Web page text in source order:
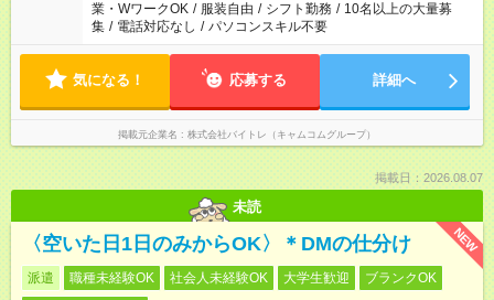
業・WワークOK / 服装自由 / シフト勤務 / 10名以上の大量募
集 / 電話対応なし / パソコンスキル不要
気になる！ 応募する 詳細へ
掲載元企業名 株式会社バイトレ（キャムコムグループ）
掲載日：2026.08.07
未読
NEW
〈空いた日1日のみからOK〉＊DMの仕分け
派遣 職種未経験OK 社会人未経験OK 大学生歓迎
ブランクOK